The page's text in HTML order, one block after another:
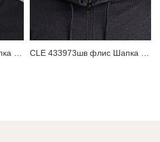
CLE 433963шв флис Шапка мужская CLE 433973шв флис Шапка мужская